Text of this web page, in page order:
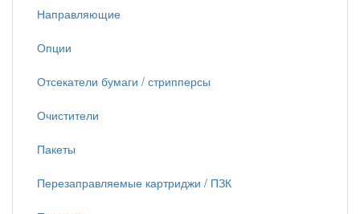
Направляющие
Опции
Отсекатели бумаги / стрипперсы
Очистители
Пакеты
Перезаправляемые картриджи / ПЗК